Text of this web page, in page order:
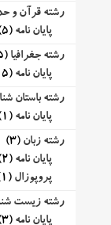
رشته قرآن و
پایان نامه (5)
رشته جغرافیا (15)
پایان نامه (15)
رشته باستان
پایان نامه (1)
رشته زبان (3)
پایان نامه (2)
پروپوزال (1)
رشته زیست
پایان نامه (3)